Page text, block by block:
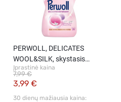
PERWOLL, DELICATES
WOOL&SILK, skystasis
skalbiklis, 1000 ml
Įprastinė kaina
3,99 €
7,99 €
30 dienų mažiausia kaina: